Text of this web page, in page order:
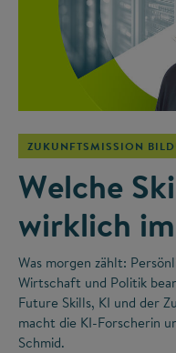
ZUKUNFTSMISSION
Welche
wirklich
Was morgen zählt:
Wirtschaft und Politik
Future Skills, KI und der
macht die KI-Forscherin
Schmid.